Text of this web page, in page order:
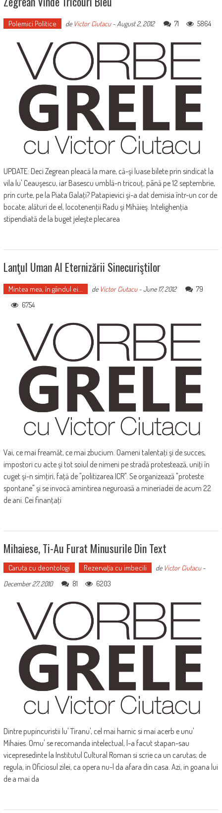
Polemici Politice de Victor Ciutacu-August 2, 2012 71 5864
UPDATE: Deci Zegrean pleacă la mare, că-şi luase bilete prin sindicat la
vila lu' Ceauşescu, iar Basescu umblă-n tricouţ, până pe 12 septembrie,
prin curte, pe la Piata Galaţi? Patapievici şi-a dat demisia într-un cor de
bocate; alături de el, locotenenţii Radu şi Mihăieş. Intelighenţia
stipendiată de la buget jeleşte plecarea
Lanţul Uman Al Eternizării Sinecuriştilor
Mintea mea, în gândul ei... de Victor Ciutacu-June 17, 2012
79
6754
Vai, ce mai freamăt, ce mai zbucium. Oameni talentaţi şi de succes,
impostori cu acte şi tot soiul de nimeni pe stradă protestează, uniţi în
cuget şi-n simţiri, faţă de "politizarea ICR". Se organizează "proteste
spontane" şi se invocă amintirea neguroasă a mineriadei de acum 22
de ani. Cei finanţaţi
Mihaiese, Ti-Au Furat Minusurile Din Text
Caruta cu deontologi Rezervaţia cu imbecili de Victor Ciutacu-
December 27, 2010
81 6203
Dintre pupincuristii lu' Tiranu', cel mai harnic si mai acerb e unu'
Mihaies. Omu' se recomanda intelectual, l-a facut stapan-sau
vicepresedinte la Institutul Cultural Roman si scrie ca un carutas; de
regula, in Oficiosul zilei, ca opera nu-l da afara din casa. Azi, in goana lui
de a mai da